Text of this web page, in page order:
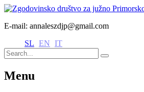
E-mail: annaleszdjp@gmail.com
SL EN IT
Menu